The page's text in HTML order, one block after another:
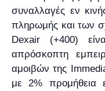
συναλλαγές εν
πληρωμής και των
Dexair (+400)
απρόσκοπτη
αμοιβών της
με 2% προμήθεια